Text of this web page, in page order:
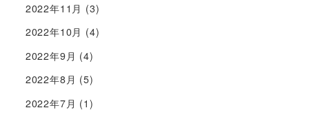
2022年11月 (3)
2022年10月 (4)
2022年9月 (4)
2022年8月 (5)
2022年7月 (1)